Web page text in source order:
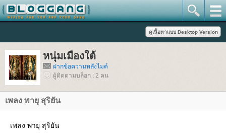
หนุ่มเมืองใต้
ฝากข้อความหลังไมค์
ผู้ติดตามบล็อก : 2 คน
เพลง พายุ สุริยัน
เพลง พายุ สุริยัน